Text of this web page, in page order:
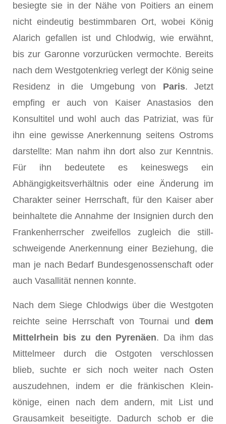
besiegte sie in der Nähe von Poitiers an einem
nicht eindeutig bestimmbaren Ort, wobei König
Alarich gefallen ist und Chlodwig, wie erwähnt,
bis zur Garonne vorzurücken vermochte. Bereits
nach dem Westgotenkrieg verlegt der König seine
Residenz in die Umgebung von Paris. Jetzt
empfing er auch von Kaiser Anastasios den
Konsultitel und wohl auch das Patriziat, was für
ihn eine gewisse Anerkennung seitens Ostroms
darstellte: Man nahm ihn dort also zur Kenntnis.
Für ihn bedeutete es keineswegs ein
Abhängigkeitsverhältnis oder eine Änderung im
Charakter seiner Herrschaft, für den Kaiser aber
beinhaltete die Annahme der Insignien durch den
Frankenherrscher zweifellos zugleich die still­
schweigende Anerkennung einer Beziehung, die
man je nach Bedarf Bundesgenossenschaft oder
auch Vasallität nennen konnte.
Nach dem Siege Chlodwigs über die Westgoten
reichte seine Herr­schaft von Tournai und dem
Mittelrhein bis zu den Pyrenäen. Da ihm das
Mittelmeer durch die Ostgoten verschlossen
blieb, suchte er sich noch weiter nach Osten
auszudehnen, indem er die fränkischen Klein­
könige, einen nach dem andern, mit List und
Grausamkeit beseitigte. Dadurch schob er die